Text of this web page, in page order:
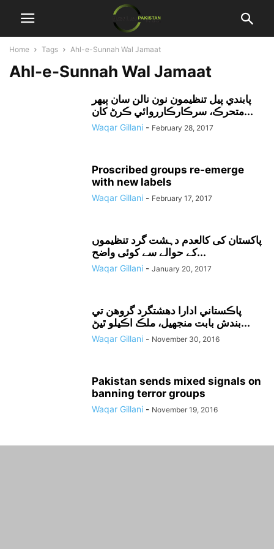
Home Tags Ahl-e-Sunnah Wal Jamaat
Ahl-e-Sunnah Wal Jamaat
پابندي پيل تنظيمون نون نالن سان ٻيهر
متحرڪ، سرڪارڪارروائي ڪرڻ کان...
Waqar Gillani - February 28, 2017
Proscribed groups re-emerge
with new labels
Waqar Gillani - February 17, 2017
پاکستان کی کالعدم دہشت گرد تنظیموں
کے حوالے سے کوئی واضح...
Waqar Gillani - January 20, 2017
پاڪستاني ادارا دهشتگرد گروهن تي
بندش بابت منجهيل، ملڪ اڪيلو ٿيڻ...
Waqar Gillani - November 30, 2016
Pakistan sends mixed signals on
banning terror groups
Waqar Gillani - November 19, 2016